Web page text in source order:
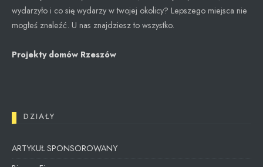
wydarzyło i co się wydarzy w twojej okolicy? Lepszego miejsca nie
mogłeś znaleźć. U nas znajdziesz to wszystko.
Projekty domów Rzeszów
DZIAŁY
ARTYKUŁ SPONSOROWANY